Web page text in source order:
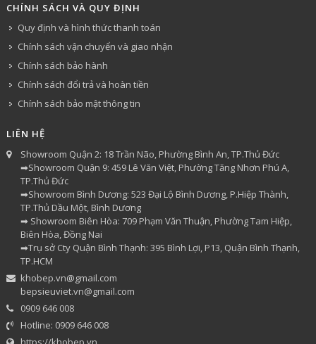
CHÍNH SÁCH VÀ QUY ĐỊNH
Quy định và hình thức thanh toán
Chính sách vận chuyển và giao nhận
Chính sách bảo hành
Chính sách đổi trả và hoàn tiền
Chính sách bảo mật thông tin
LIÊN HỆ
Showroom Quận 2: 18 Trần Não, Phường Bình An, TP.Thủ Đức
➡Showroom Quận 9: 459 Lê Văn Việt, Phường Tăng Nhơn Phú A,
TP.Thủ Đức
➡Showroom Bình Dương: 523 Đại Lộ Bình Dương, P.Hiệp Thành,
TP.Thủ Dầu Một, Bình Dương
➡ Showroom Biên Hòa: 709 Phạm Văn Thuận, Phường Tam Hiệp,
Biên Hòa, Đồng Nai
➡Trụ sở Cty Quận Bình Thạnh: 395 Bình Lợi, P13, Quận Bình Thạnh,
TP.HCM
khobep.vn@gmail.com
bepsieuviet.vn@gmail.com
0909 646 008
Hotline: 0909 646 008